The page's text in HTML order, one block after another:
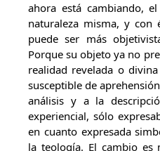
ahora está cambiando,
naturaleza misma, y con
puede ser más
Porque su objeto ya no
realidad revelada o
susceptible de
análisis y a la
experiencial, sólo
en cuanto expresada
la teología. El cambio